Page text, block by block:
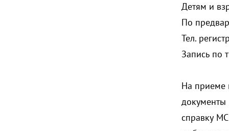
Детям и
По
Тел.
Запись по
На приеме
документы
справку